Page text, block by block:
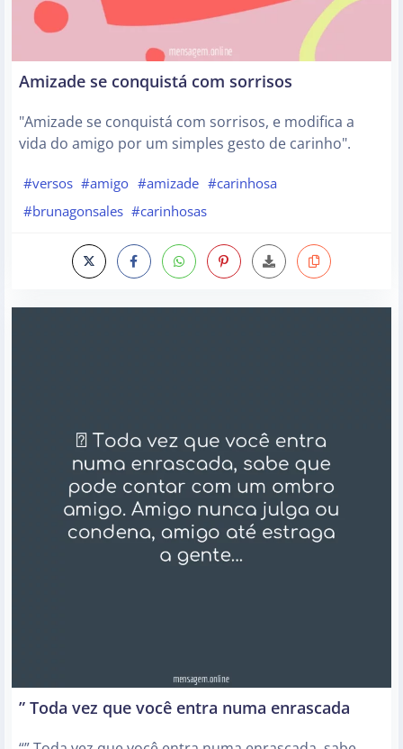
Amizade se conquistá com sorrisos
"Amizade se conquistá com sorrisos, e modifica a
vida do amigo por um simples gesto de carinho".
#versos #amigo #amizade #carinhosa
#brunagonsales #carinhosas
” Toda vez que você entra numa enrascada